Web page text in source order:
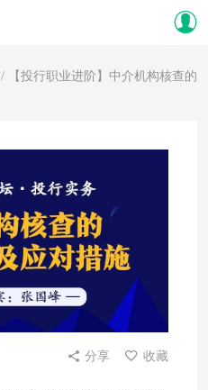
/ 【投行职业进阶】中介机构核查的
分享 收藏